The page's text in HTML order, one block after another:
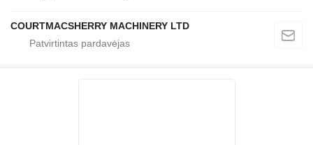
COURTMACSHERRY MACHINERY LTD